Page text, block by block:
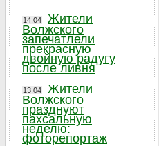
14.04
Жители
Волжского
запечатлели
прекрасную
двойную радугу
после ливня
13.04
Жители
Волжского
празднуют
пахсальную
неделю:
фоторепортаж